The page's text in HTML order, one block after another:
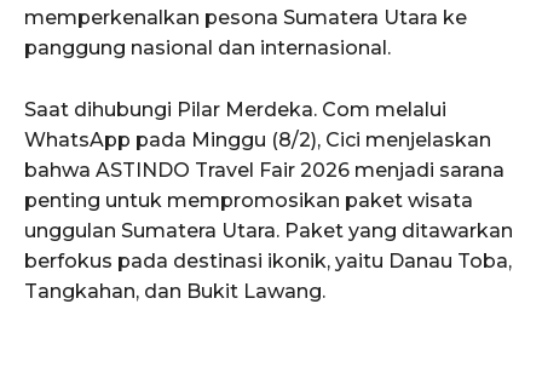
memperkenalkan pesona Sumatera Utara ke
panggung nasional dan internasional.
Saat dihubungi Pilar Merdeka. Com melalui
WhatsApp pada Minggu (8/2), Cici menjelaskan
bahwa ASTINDO Travel Fair 2026 menjadi sarana
penting untuk mempromosikan paket wisata
unggulan Sumatera Utara. Paket yang ditawarkan
berfokus pada destinasi ikonik, yaitu Danau Toba,
Tangkahan, dan Bukit Lawang.